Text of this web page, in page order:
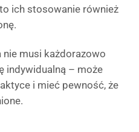
ich stosowanie również
musi każdorazowo
indywidualną – może
i mieć pewność, że